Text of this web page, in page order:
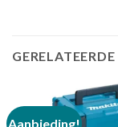
Aanbieding!